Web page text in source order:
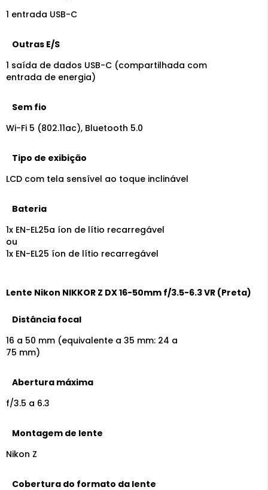
1 entrada USB-C
Outras E/S
1 saída de dados USB-C (compartilhada com
entrada de energia)
Sem fio
Wi-Fi 5 (802.11ac), Bluetooth 5.0
Tipo de exibição
LCD com tela sensível ao toque inclinável
Bateria
1x EN-EL25a íon de lítio recarregável
ou
1x EN-EL25 íon de lítio recarregável
Lente Nikon NIKKOR Z DX 16-50mm f/3.5-6.3 VR (Preta)
Distância focal
16 a 50 mm (equivalente a 35 mm: 24 a
75 mm)
Abertura máxima
f/3.5 a 6.3
Montagem de lente
Nikon Z
Cobertura do formato da lente